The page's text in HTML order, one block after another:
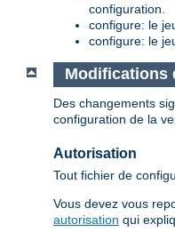
configuration.
configure: le
configure: le
Modifications
Des changements
configuration de la
Autorisation
Tout fichier de
Vous devez vous
autorisation qui